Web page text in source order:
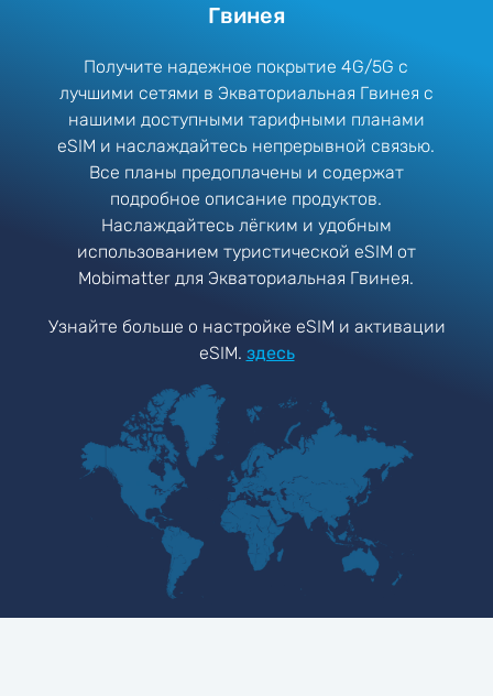
Гвинея
Получите надежное покрытие 4G/5G с
лучшими сетями в Экваториальная Гвинея с
нашими доступными тарифными планами
eSIM и наслаждайтесь непрерывной связью.
Все планы предоплачены и содержат
подробное описание продуктов.
Наслаждайтесь лёгким и удобным
использованием туристической eSIM от
Mobimatter для Экваториальная Гвинея.
Узнайте больше о настройке eSIM и активации
eSIM. здесь